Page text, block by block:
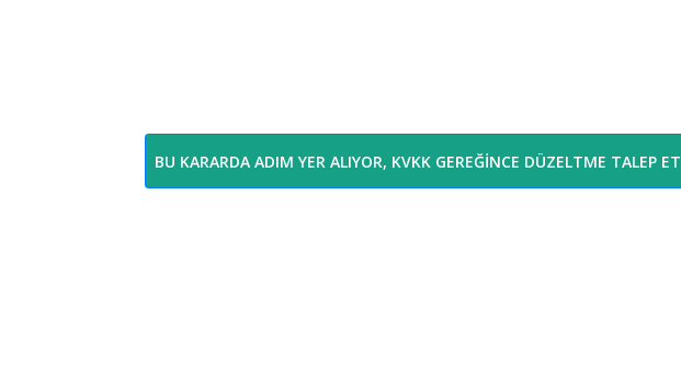
BU KARARDA ADIM YER ALIYOR, KVKK GEREĞİNCE DÜZELTME TALEP ET